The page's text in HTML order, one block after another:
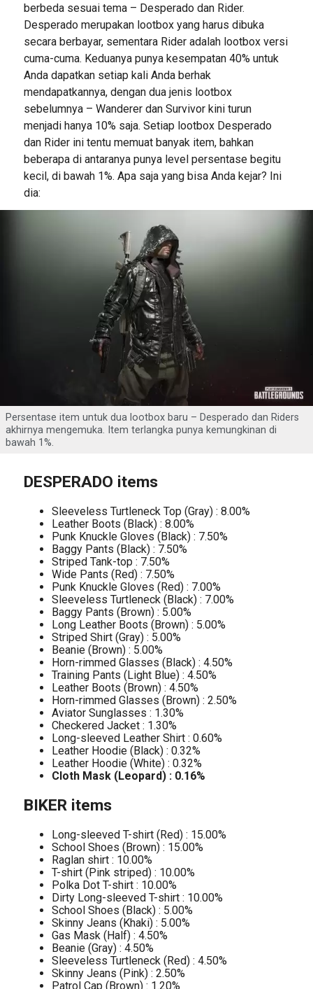
berbeda sesuai tema – Desperado dan Rider.
Desperado merupakan lootbox yang harus dibuka
secara berbayar, sementara Rider adalah lootbox versi
cuma-cuma. Keduanya punya kesempatan 40% untuk
Anda dapatkan setiap kali Anda berhak
mendapatkannya, dengan dua jenis lootbox
sebelumnya – Wanderer dan Survivor kini turun
menjadi hanya 10% saja. Setiap lootbox Desperado
dan Rider ini tentu memuat banyak item, bahkan
beberapa di antaranya punya level persentase begitu
kecil, di bawah 1%. Apa saja yang bisa Anda kejar? Ini
dia:
Persentase item untuk dua lootbox baru – Desperado dan Riders
akhirnya mengemuka. Item terlangka punya kemungkinan di
bawah 1%.
DESPERADO items
Sleeveless Turtleneck Top (Gray) : 8.00%
Leather Boots (Black) : 8.00%
Punk Knuckle Gloves (Black) : 7.50%
Baggy Pants (Black) : 7.50%
Striped Tank-top : 7.50%
Wide Pants (Red) : 7.50%
Punk Knuckle Gloves (Red) : 7.00%
Sleeveless Turtleneck (Black) : 7.00%
Baggy Pants (Brown) : 5.00%
Long Leather Boots (Brown) : 5.00%
Striped Shirt (Gray) : 5.00%
Beanie (Brown) : 5.00%
Horn-rimmed Glasses (Black) : 4.50%
Training Pants (Light Blue) : 4.50%
Leather Boots (Brown) : 4.50%
Horn-rimmed Glasses (Brown) : 2.50%
Aviator Sunglasses : 1.30%
Checkered Jacket : 1.30%
Long-sleeved Leather Shirt : 0.60%
Leather Hoodie (Black) : 0.32%
Leather Hoodie (White) : 0.32%
Cloth Mask (Leopard) : 0.16%
BIKER items
Long-sleeved T-shirt (Red) : 15.00%
School Shoes (Brown) : 15.00%
Raglan shirt : 10.00%
T-shirt (Pink striped) : 10.00%
Polka Dot T-shirt : 10.00%
Dirty Long-sleeved T-shirt : 10.00%
School Shoes (Black) : 5.00%
Skinny Jeans (Khaki) : 5.00%
Gas Mask (Half) : 4.50%
Beanie (Gray) : 4.50%
Sleeveless Turtleneck (Red) : 4.50%
Skinny Jeans (Pink) : 2.50%
Patrol Cap (Brown) : 1.20%